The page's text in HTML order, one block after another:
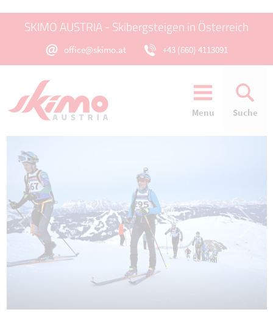
SKIMO AUSTRIA - Skibergsteigen in Österreich
office@skimo.at +43 (660) 4113091
Menu Suche